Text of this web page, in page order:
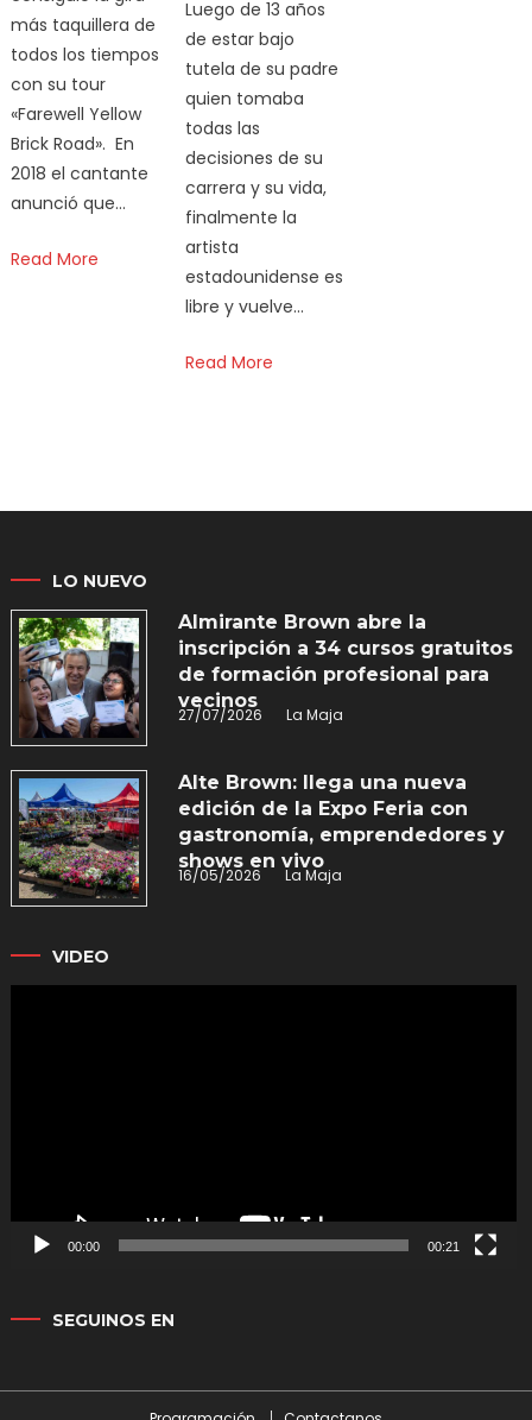
más taquillera de
todos los tiempos
con su tour
«Farewell Yellow
Brick Road». En
2018 el cantante
anunció que…
Read More
Luego de 13 años
de estar bajo
tutela de su padre
quien tomaba
todas las
decisiones de su
carrera y su vida,
finalmente la
artista
estadounidense es
libre y vuelve…
Read More
LO NUEVO
Almirante Brown abre la
inscripción a 34 cursos gratuitos
de formación profesional para
vecinos
27/07/2026 La Maja
Alte Brown: llega una nueva
edición de la Expo Feria con
gastronomía, emprendedores y
shows en vivo
16/05/2026 La Maja
VIDEO
00:00 00:21
SEGUINOS EN